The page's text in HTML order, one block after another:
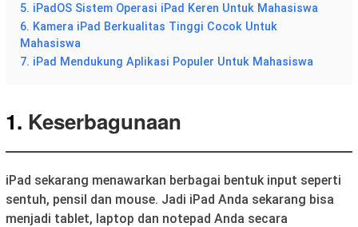
5. iPadOS Sistem Operasi iPad Keren Untuk Mahasiswa
6. Kamera iPad Berkualitas Tinggi Cocok Untuk
Mahasiswa
7. iPad Mendukung Aplikasi Populer Untuk Mahasiswa
1. Keserbagunaan
iPad sekarang menawarkan berbagai bentuk input seperti
sentuh, pensil dan mouse. Jadi iPad Anda sekarang bisa
menjadi tablet, laptop dan notepad Anda secara